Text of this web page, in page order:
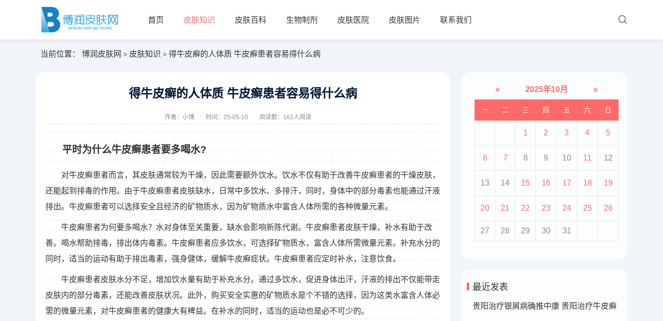
首页 皮肤知识 皮肤百科 生物制剂 皮肤医院 皮肤图片 联系我们
当前位置： 博润皮肤网 > 皮肤知识 > 得牛皮癣的人体质 牛皮癣患者容易得什么病
得牛皮癣的人体质 牛皮癣患者容易得什么病
作者： 小博 时间：25-05-10 阅读数：162人阅读
平时为什么牛皮癣患者要多喝水?
对牛皮癣患者而言，其皮肤通常较为干燥，因此需要额外饮水。饮水不仅有助于改善牛皮癣患者的干燥皮肤，
还能起到排毒的作用。由于牛皮癣患者皮肤缺水，日常中多饮水、多排汗，同时，身体中的部分毒素也能通过汗液
排出。牛皮癣患者可以选择安全且经济的矿物质水，因为矿物质水中富含人体所需的各种微量元素。
牛皮癣患者为何要多喝水？水对身体至关重要，缺水会影响新陈代谢。牛皮癣患者皮肤干燥，补水有助于改
善。喝水帮助排毒，排出体内毒素。牛皮癣患者应多饮水，可选择矿物质水，富含人体所需微量元素。补充水分的
同时，适当的运动有助于排出毒素，强身健体，缓解牛皮癣症状。牛皮癣患者应定时补水，注意饮食。
牛皮癣患者皮肤水分不足，增加饮水量有助于补充水分。通过多饮水，促进身体出汗，汗液的排出不仅能带走
皮肤内的部分毒素，还能改善皮肤状况。此外，购买安全实惠的矿物质水是个不错的选择，因为这类水富含人体必
需的微量元素，对牛皮癣患者的健康大有裨益。在补水的同时，适当的运动也是必不可少的。
« 2025年10月 »
一 二 三 四 五 六 日
1 2 3 4 5
6 7 8 9 10 11 12
13 14 15 16 17 18 19
20 21 22 23 24 25 26
27 28 29 30 31
最近发表
贵阳治疗银屑病确推中康 贵阳治疗牛皮癣